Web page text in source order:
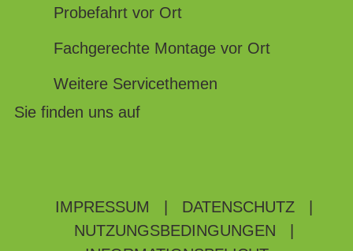
Probefahrt vor Ort
Fachgerechte Montage vor Ort
Weitere Servicethemen
Sie finden uns auf
IMPRESSUM DATENSCHUTZ
NUTZUNGSBEDINGUNGEN